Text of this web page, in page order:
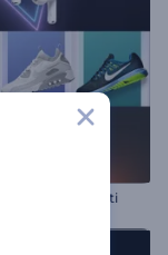
Tanıtım Paketi